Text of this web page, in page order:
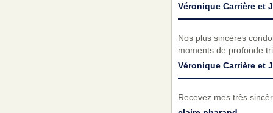
Véronique Carrière et
Nos plus sincères
moments de profonde
Véronique Carrière et
Recevez mes très